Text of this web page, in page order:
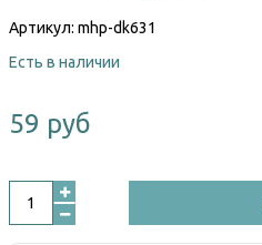
Артикул: mhp-dk631
Есть в наличии
59 руб